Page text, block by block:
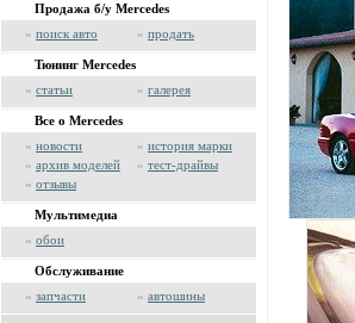
Продажа б/у Mercedes
» поиск авто » продать
Тюнинг Mercedes
» статьи » галерея
Все о Mercedes
» новости » история марки
» архив моделей » тест-драйвы
» отзывы
Мультимедиа
» обои
Обслуживание
» запчасти » автошины